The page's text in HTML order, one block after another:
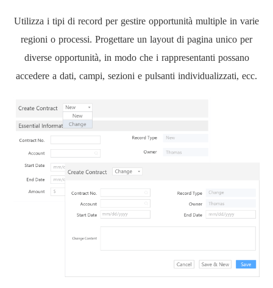
Utilizza i tipi di record per gestire opportunità multiple in varie
regioni o processi. Progettare un layout di pagina unico per
diverse opportunità, in modo che i rappresentanti possano
accedere a dati, campi, sezioni e pulsanti individualizzati, ecc.